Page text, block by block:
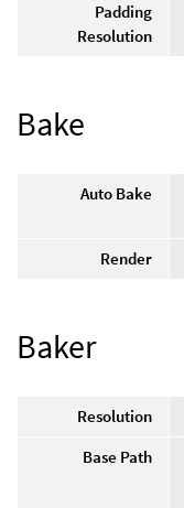
Padding
Resolution
Bake
Auto Bake
Render
Baker
Resolution
Base Path